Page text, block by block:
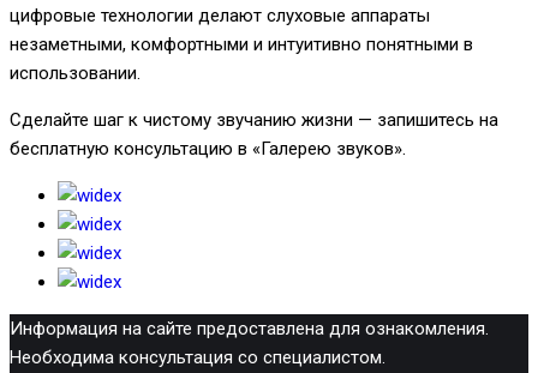
цифровые технологии делают слуховые аппараты
незаметными, комфортными и интуитивно понятными в
использовании.
Сделайте шаг к чистому звучанию жизни — запишитесь на
бесплатную консультацию в «Галерею звуков».
Информация на сайте предоставлена для ознакомления.
Необходима консультация со специалистом.